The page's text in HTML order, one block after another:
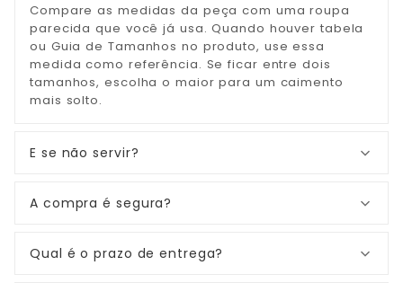
Compare as medidas da peça com uma roupa
parecida que você já usa. Quando houver tabela
ou Guia de Tamanhos no produto, use essa
medida como referência. Se ficar entre dois
tamanhos, escolha o maior para um caimento
mais solto.
E se não servir?
A compra é segura?
Qual é o prazo de entrega?